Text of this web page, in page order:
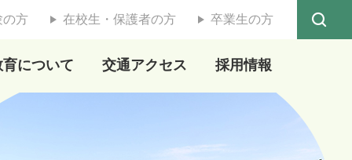
の方 在校生・保護者の方 卒業生の方
育について 交通アクセス 採用情報